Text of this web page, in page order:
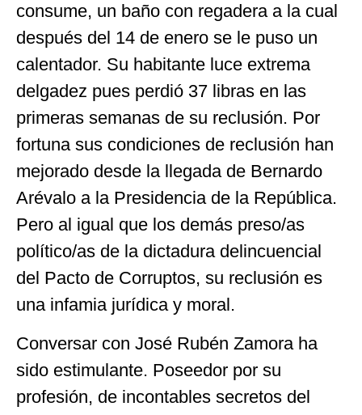
consume, un baño con regadera a la cual
después del 14 de enero se le puso un
calentador. Su habitante luce extrema
delgadez pues perdió 37 libras en las
primeras semanas de su reclusión. Por
fortuna sus condiciones de reclusión han
mejorado desde la llegada de Bernardo
Arévalo a la Presidencia de la República.
Pero al igual que los demás preso/as
político/as de la dictadura delincuencial
del Pacto de Corruptos, su reclusión es
una infamia jurídica y moral.
Conversar con José Rubén Zamora ha
sido estimulante. Poseedor por su
profesión, de incontables secretos del